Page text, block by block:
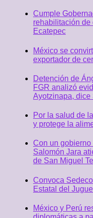
Cumple
rehabilitación de
Ecatepec
México se
exportador de
Detención de
FGR analizó
Ayotzinapa, dice
Por la salud de
y protege la
Con un
Salomón Jara
de San Miguel
Convoca
Estatal del
México y Perú